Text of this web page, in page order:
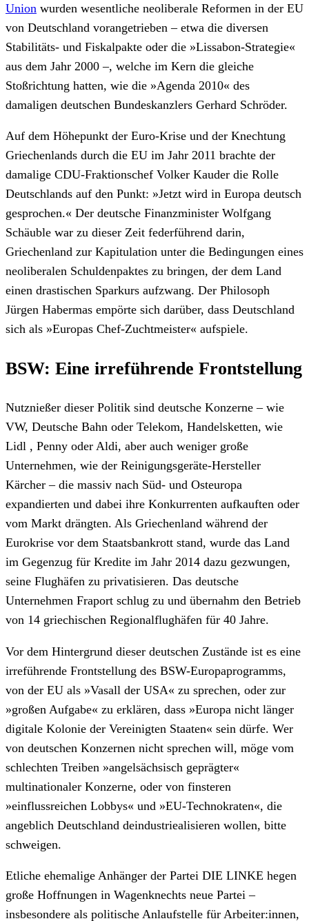
Union wurden wesentliche neoliberale Reformen in der EU
von Deutschland vorangetrieben – etwa die diversen
Stabilitäts- und Fiskalpakte oder die »Lissabon-Strategie«
aus dem Jahr 2000 –, welche im Kern die gleiche
Stoßrichtung hatten, wie die »Agenda 2010« des
damaligen deutschen Bundeskanzlers Gerhard Schröder.
Auf dem Höhepunkt der Euro-Krise und der Knechtung
Griechenlands durch die EU im Jahr 2011 brachte der
damalige CDU-Fraktionschef Volker Kauder die Rolle
Deutschlands auf den Punkt: »Jetzt wird in Europa deutsch
gesprochen.« Der deutsche Finanzminister Wolfgang
Schäuble war zu dieser Zeit federführend darin,
Griechenland zur Kapitulation unter die Bedingungen eines
neoliberalen Schuldenpaktes zu bringen, der dem Land
einen drastischen Sparkurs aufzwang. Der Philosoph
Jürgen Habermas empörte sich darüber, dass Deutschland
sich als »Europas Chef-Zuchtmeister« aufspiele.
BSW: Eine irreführende Frontstellung
Nutznießer dieser Politik sind deutsche Konzerne – wie
VW, Deutsche Bahn oder Telekom, Handelsketten, wie
Lidl , Penny oder Aldi, aber auch weniger große
Unternehmen, wie der Reinigungsgeräte-Hersteller
Kärcher – die massiv nach Süd- und Osteuropa
expandierten und dabei ihre Konkurrenten aufkauften oder
vom Markt drängten. Als Griechenland während der
Eurokrise vor dem Staatsbankrott stand, wurde das Land
im Gegenzug für Kredite im Jahr 2014 dazu gezwungen,
seine Flughäfen zu privatisieren. Das deutsche
Unternehmen Fraport schlug zu und übernahm den Betrieb
von 14 griechischen Regionalflughäfen für 40 Jahre.
Vor dem Hintergrund dieser deutschen Zustände ist es eine
irreführende Frontstellung des BSW-Europaprogramms,
von der EU als »Vasall der USA« zu sprechen, oder zur
»großen Aufgabe« zu erklären, dass »Europa nicht länger
digitale Kolonie der Vereinigten Staaten« sein dürfe. Wer
von deutschen Konzernen nicht sprechen will, möge vom
schlechten Treiben »angelsächsisch geprägter«
multinationaler Konzerne, oder von finsteren
»einflussreichen Lobbys« und »EU-Technokraten«, die
angeblich Deutschland deindustriealisieren wollen, bitte
schweigen.
Etliche ehemalige Anhänger der Partei DIE LINKE hegen
große Hoffnungen in Wagenknechts neue Partei –
insbesondere als politische Anlaufstelle für Arbeiter:innen,